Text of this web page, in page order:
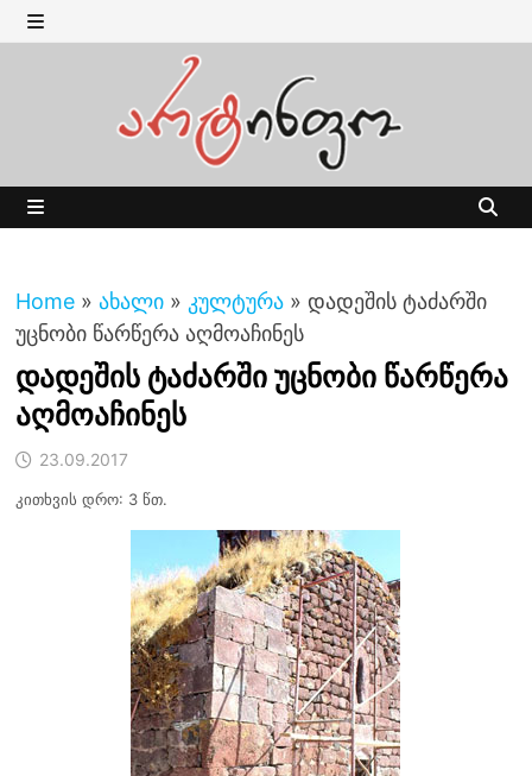
Skip
to MENU
Home » ახალი » კულტურა » დადეშის ტაძარში
უცნობი წარწერა აღმოაჩინეს
დადეშის ტაძარში უცნობი წარწერა
აღმოაჩინეს
23.09.2017
კითხვის დრო: 3 წთ.